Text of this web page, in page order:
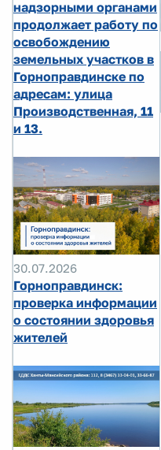
надзорными органами
продолжает работу по
освобождению
земельных участков в
Горноправдинске по
адресам: улица
Производственная, 11
и 13.
30.07.2026
Горноправдинск:
проверка информации
о состоянии здоровья
жителей